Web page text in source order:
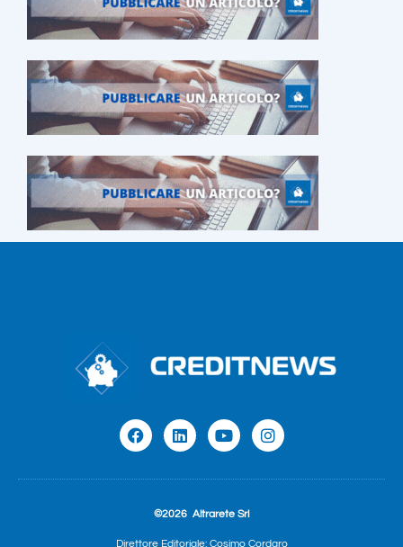
©2026 Altrarete Srl
Direttore Editoriale: Cosimo Cordaro